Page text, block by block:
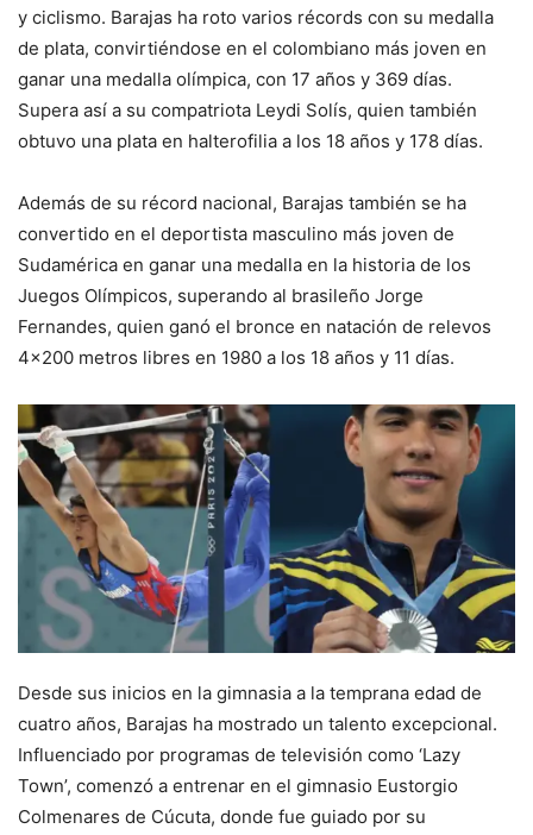
y ciclismo. Barajas ha roto varios récords con su medalla
de plata, convirtiéndose en el colombiano más joven en
ganar una medalla olímpica, con 17 años y 369 días.
Supera así a su compatriota Leydi Solís, quien también
obtuvo una plata en halterofilia a los 18 años y 178 días.
Además de su récord nacional, Barajas también se ha
convertido en el deportista masculino más joven de
Sudamérica en ganar una medalla en la historia de los
Juegos Olímpicos, superando al brasileño Jorge
Fernandes, quien ganó el bronce en natación de relevos
4×200 metros libres en 1980 a los 18 años y 11 días.
Desde sus inicios en la gimnasia a la temprana edad de
cuatro años, Barajas ha mostrado un talento excepcional.
Influenciado por programas de televisión como ‘Lazy
Town’, comenzó a entrenar en el gimnasio Eustorgio
Colmenares de Cúcuta, donde fue guiado por su